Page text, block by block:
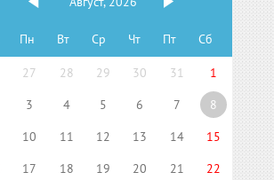
Пн Вт Ср Чт Пт Сб
27 28 29 30 31
1
3 4 5 6 7
8
10 11 12 13 14
15
17 18 19 20 21
22